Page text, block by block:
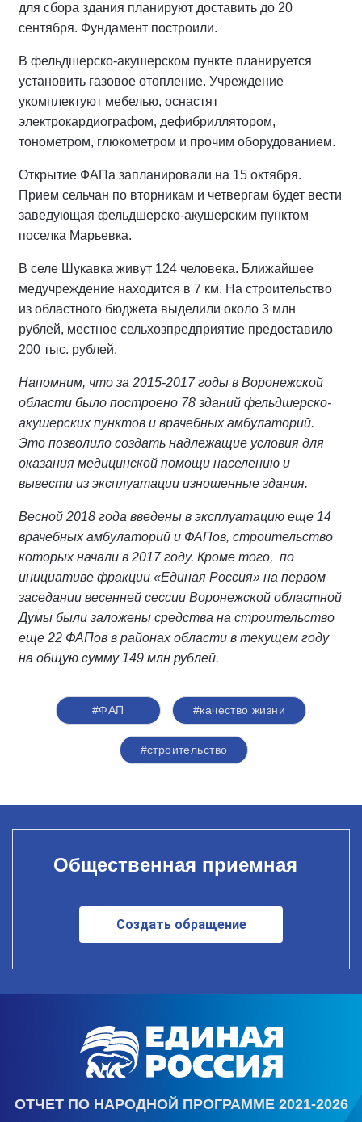
для сбора здания планируют доставить до 20
сентября. Фундамент построили.
В фельдшерско-акушерском пункте планируется
установить газовое отопление. Учреждение
укомплектуют мебелью, оснастят
электрокардиографом, дефибриллятором,
тонометром, глюкометром и прочим оборудованием.
Открытие ФАПа запланировали на 15 октября.
Прием сельчан по вторникам и четвергам будет вести
заведующая фельдшерско-акушерским пунктом
поселка Марьевка.
В селе Шукавка живут 124 человека. Ближайшее
медучреждение находится в 7 км. На строительство
из областного бюджета выделили около 3 млн
рублей, местное сельхозпредприятие предоставило
200 тыс. рублей.
Напомним, что за 2015-2017 годы в Воронежской
области было построено 78 зданий фельдшерско-
акушерских пунктов и врачебных амбулаторий.
Это позволило создать надлежащие условия для
оказания медицинской помощи населению и
вывести из эксплуатации изношенные здания.
Весной 2018 года введены в эксплуатацию еще 14
врачебных амбулаторий и ФАПов, строительство
которых начали в 2017 году. Кроме того, по
инициативе фракции «Единая Россия» на первом
заседании весенней сессии Воронежской областной
Думы были заложены средства на строительство
еще 22 ФАПов в районах области в текущем году
на общую сумму 149 млн рублей.
#ФАП #качество жизни
#строительство
Общественная приемная
Создать обращение
ОТЧЕТ ПО НАРОДНОЙ ПРОГРАММЕ 2021-2026